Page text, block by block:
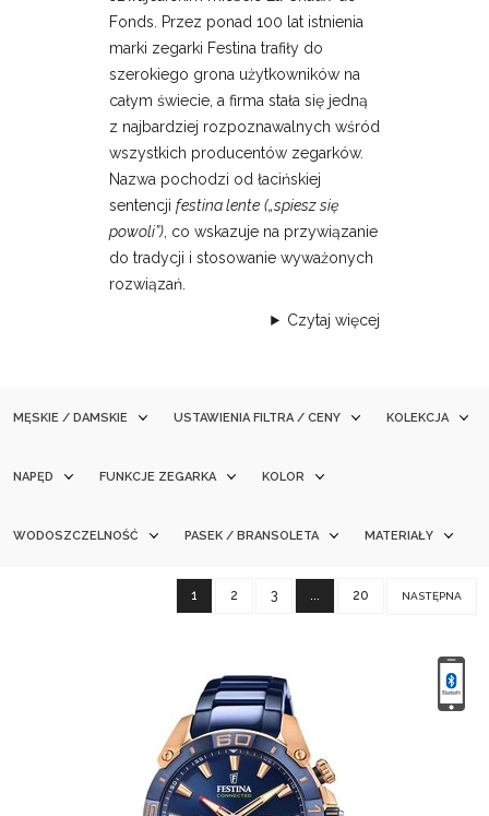
Fonds. Przez ponad 100 lat istnienia
marki zegarki Festina trafiły do
szerokiego grona użytkowników na
całym świecie, a firma stała się jedną
z najbardziej rozpoznawalnych wśród
wszystkich producentów zegarków.
Nazwa pochodzi od łacińskiej
sentencji festina lente („spiesz się
powoli”) , co wskazuje na przywiązanie
do tradycji i stosowanie wyważonych
rozwiązań.
Czytaj więcej
MĘSKIE / DAMSKIE USTAWIENIA FILTRA / CENY KOLEKCJA
NAPĘD FUNKCJE ZEGARKA KOLOR
WODOSZCZELNOŚĆ PASEK / BRANSOLETA MATERIAŁY
1 2 3 ... 20 NASTĘPNA